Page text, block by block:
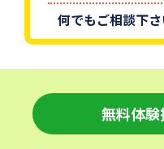
何でもご相談下さ
無料体